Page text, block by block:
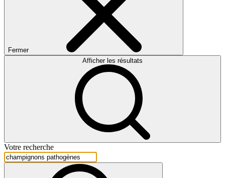
Fermer
Afficher les résultats
Votre recherche